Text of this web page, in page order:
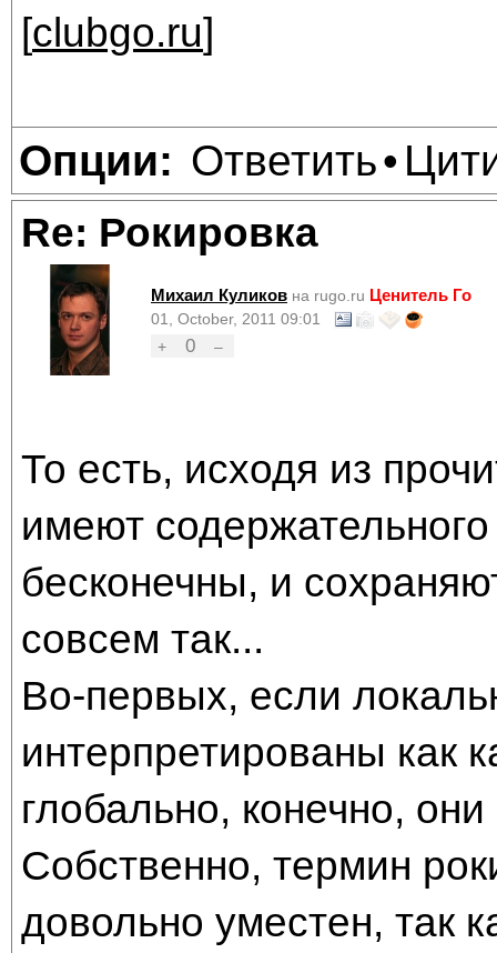
[clubgo.ru]
Опции: Ответить•
Re: Рокировка
Михаил Куликов на rugo.ru Ценитель Го
01, October, 2011 09:01
+
0 –
То есть, исходя из
имеют
бесконечны, и
совсем так...
Во-первых, если
интерпретированы как
глобально, конечно,
Собственно, термин
довольно уместен, так